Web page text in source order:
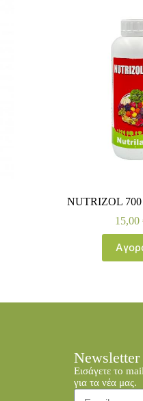
NUTRIZOL
15,00
Newsletter
Εισάγετε το
για τα νέα μας.